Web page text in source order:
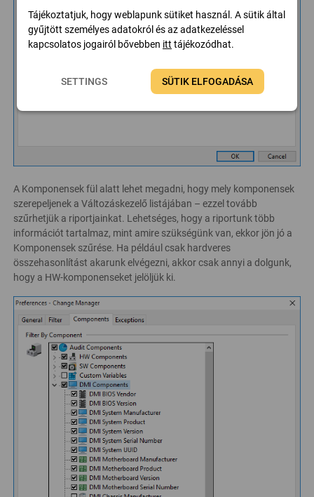
A Komponensek fül alatt lehet megadni, hogy mely komponensek
szerepeljenek a Változáskezelő listájában – ezzel tovább
szűrhetjük a riportjainkat. Lehetséges, hogy a riportunk több
információt tartalmaz, mint amire szükségünk van, ekkor jön jó a
Komponensek szűrése. Ha például csak hardveres
összehasonlítást akarunk elvégezni, akkor csak annyi a dolgunk,
hogy a HW-komponenseket jelöljük ki.
Tájékoztatjuk, hogy weblapunk sütiket használ. A sütik által
gyűjtött személyes adatokról és az adatkezeléssel
kapcsolatos jogairól bővebben itt tájékozódhat.
SETTINGS SÜTIK ELFOGADÁSA